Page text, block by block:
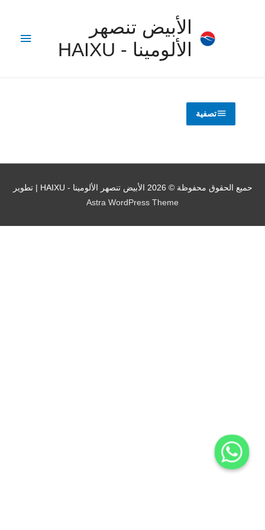
الأبيض تنصهر
الألومينا - HAIXU
تصفية
حميع الحقوق محفوظة © 2026 الأبيض تنصهر الألومينا - HAIXU
| تطوير
Astra WordPress Theme